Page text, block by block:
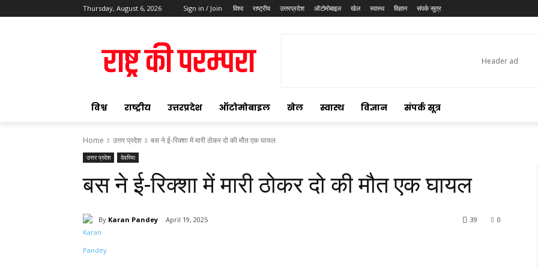
Thursday, August 6, 2026 Sign in / Join विश्व राष्ट्रीय उत्तरप्रदेश ऑटोमोबाइल खेल स्वास्थ विज्ञान संपर्क सूत्र
विश्व राष्ट्रीय उत्तरप्रदेश ऑटोमोबाइल खेल स्वास्थ विज्ञान संपर्क सूत्र
Home उत्तर प्रदेश बस ने ई-रिक्शा में मारी ठोकर दो की मौत एक घायल
उत्तर प्रदेश देवरिया
बस ने ई-रिक्शा में मारी ठोकर दो की मौत एक घायल
By Karan Pandey April 19, 2025 0
39